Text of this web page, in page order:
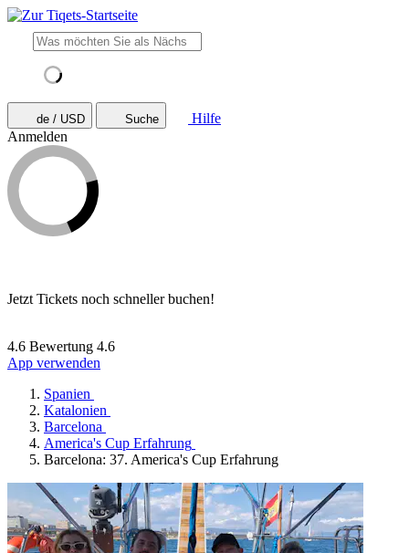
de / USD Suche
Hilfe
Anmelden
Jetzt Tickets noch schneller buchen!
4.6 Bewertung 4.6
App verwenden
Spanien
Katalonien
Barcelona
America's Cup Erfahrung
Barcelona: 37. America's Cup Erfahrung